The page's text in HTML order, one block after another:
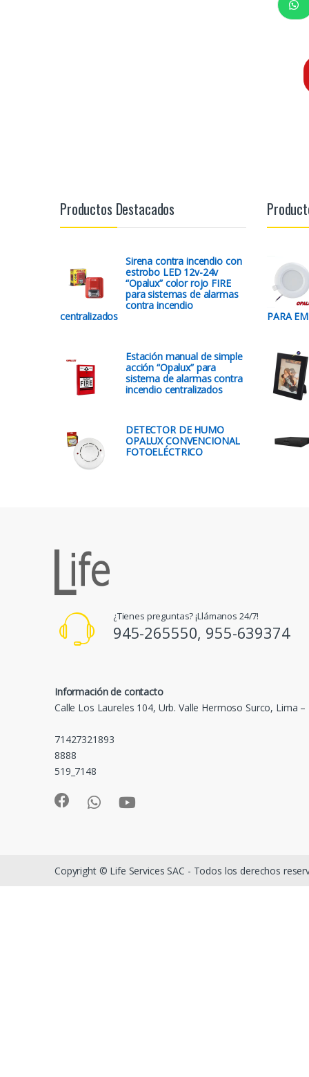
Productos Destacados
Sirena contra incendio con
estrobo LED 12v-24v
“Opalux” color rojo FIRE
para sistemas de alarmas
contra incendio
centralizados
Estación manual de simple
acción “Opalux” para
sistema de alarmas contra
incendio centralizados
DETECTOR DE HUMO
OPALUX CONVENCIONAL
FOTOELÉCTRICO
PARA
¿Tienes preguntas? ¡Llámanos 24/7!
945-265550, 955-639374
Información de contacto
Calle Los Laureles 104, Urb. Valle Hermoso Surco, Lima –
71427321893
8888
519_7148
Copyright © Life Services SAC - Todos los derechos